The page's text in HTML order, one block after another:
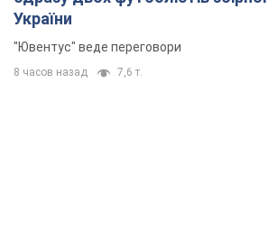
України
"Ювентус" веде переговори
8 часов назад 7,6 т.